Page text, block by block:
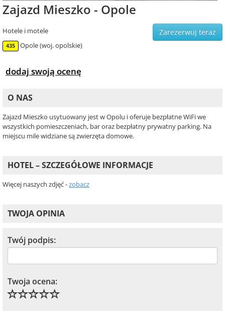
Zajazd Mieszko - Opole
Zarezerwuj teraz
Hotele i motele
435 Opole (woj. opolskie)
dodaj swoją ocenę
O NAS
Zajazd Mieszko usytuowany jest w Opolu i oferuje bezpłatne WiFi we
wszystkich pomieszczeniach, bar oraz bezpłatny prywatny parking. Na
miejscu mile widziane są zwierzęta domowe.
HOTEL – SZCZEGÓŁOWE INFORMACJE
Więcej naszych zdjęć -zobacz
TWOJA OPINIA
Twój podpis:
Twoja ocena: